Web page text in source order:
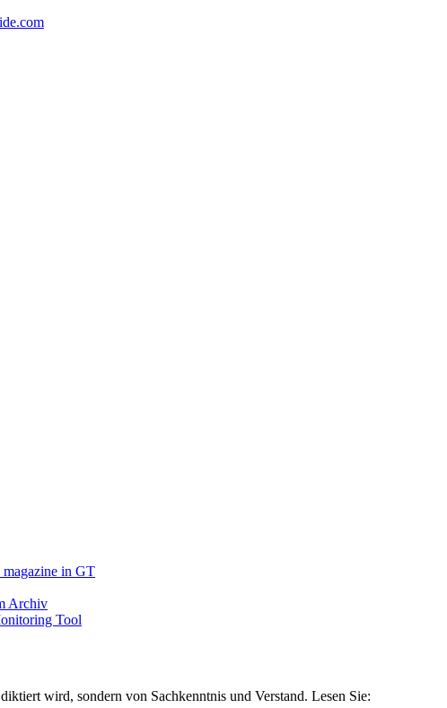
in GT
Archiv
wird, sondern von Sachkenntnis und Verstand. Lesen Sie: